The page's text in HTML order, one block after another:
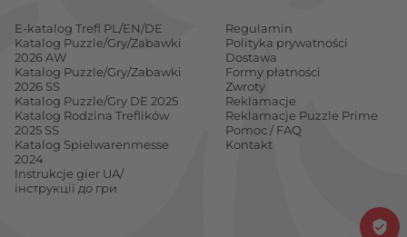
E-katalog Trefl PL/EN/DE
Katalog Puzzle/Gry/Zabawki
2026 AW
Katalog Puzzle/Gry/Zabawki
2026 SS
Katalog Puzzle/Gry DE 2025
Katalog Rodzina Treflików
2025 SS
Katalog Spielwarenmesse
2024
Instrukcje gier UA/
інструкції до гри
Regulamin
Polityka prywatności
Dostawa
Formy płatności
Zwroty
Reklamacje
Reklamacje Puzzle Prime
Pomoc / FAQ
Kontakt